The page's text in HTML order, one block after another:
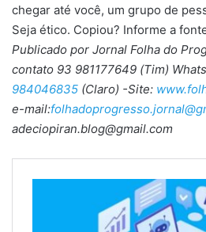
chegar até você, um grupo de
Seja ético. Copiou? Informe a
Publicado por Jornal Folha do
contato 93 981177649 (Tim)
984046835 (Claro) -Site:
e-mail:
adeciopiran.blog@gmail.com